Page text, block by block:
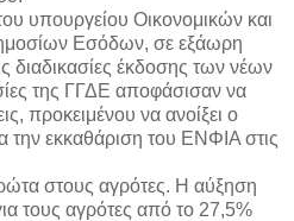
υπουργείου Οικονομικών και
Εσόδων, σε εξάωρη
διαδικασίες έκδοσης των νέων
της ΓΓΔΕ αποφάσισαν να
προκειμένου να ανοίξει ο
την εκκαθάριση του ΕΝΦΙΑ στις
στους αγρότες. Η αύξηση
τους αγρότες από το 27,5%